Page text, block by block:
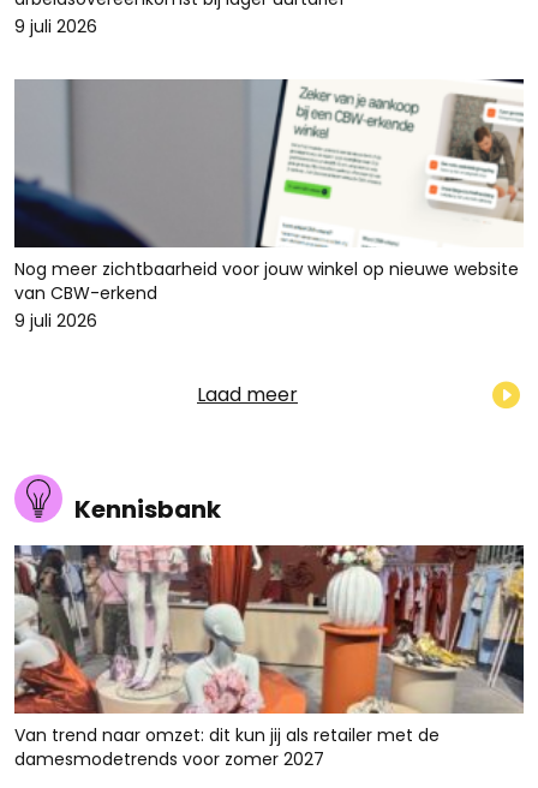
9 juli 2026
Nog meer zichtbaarheid voor jouw winkel op nieuwe website
van CBW-erkend
9 juli 2026
Laad meer
Kennisbank
Van trend naar omzet: dit kun jij als retailer met de
damesmodetrends voor zomer 2027